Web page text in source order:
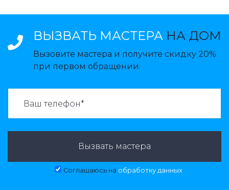
ВЫЗВАТЬ МАСТЕРА НА ДОМ
Вызовите мастера и получите скидку 20%
при первом обращении.
Вызвать мастера
Соглашаюсь на обработку данных